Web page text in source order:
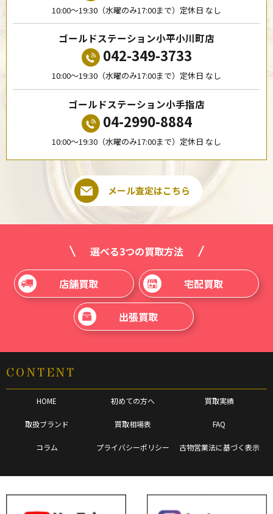
10:00〜19:30（水曜のみ17:00まで）定休日 なし
ゴールドステーション小平小川町店
042-349-3733
10:00〜19:30（水曜のみ17:00まで）定休日 なし
ゴールドステーション小手指店
04-2990-8884
10:00〜19:30（水曜のみ17:00まで）定休日 なし
メール査定はこちら
選べる3つの買取方法
店舗買取 宅配買取
出張買取
CONTENT
HOME 初めての方へ 買取実績
取扱ブランド 買取相場表 FAQ
コラム プライバシーポリシー 古物営業法に基づく表示